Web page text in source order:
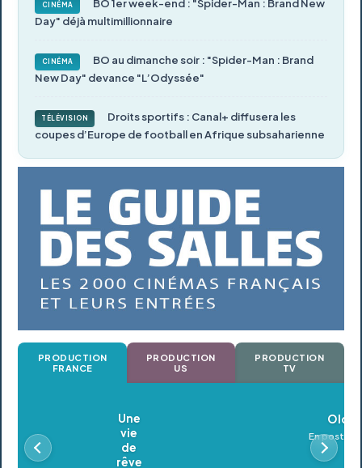
CINÉMA
BO 1er week-end : "Spider-Man : Brand New
Day" déjà multimillionnaire
CINÉMA
BO au dimanche soir : "Spider-Man : Brand
New Day" devance "L’Odyssée"
TÉLÉVISION
Droits sportifs : Canal+ diffusera les
coupes d’Europe de football en Afrique subsaharienne
PRODUCTION
FRANCE
PRODUCTION
US
PRODUCTION
TV
Oldeupe
En postproduction